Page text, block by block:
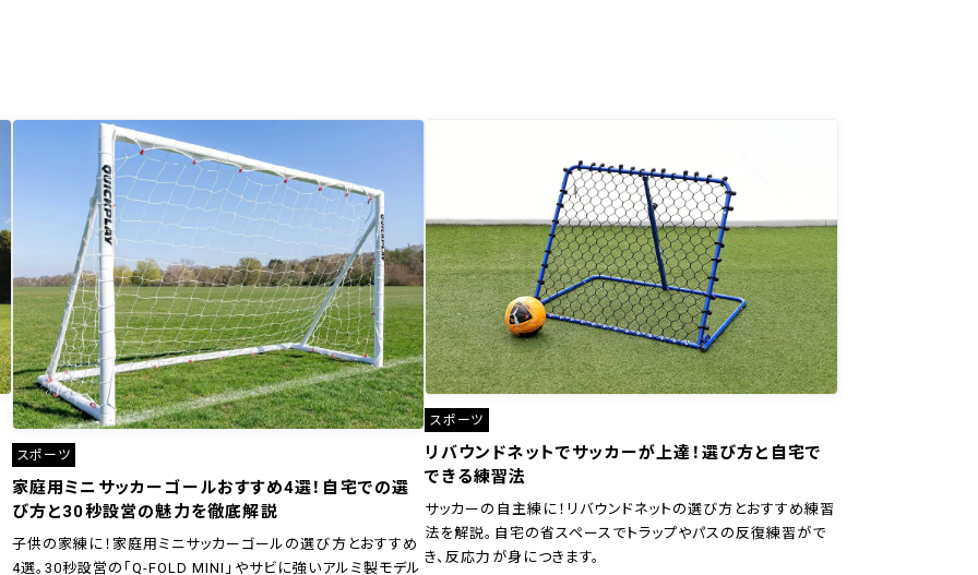
スポーツ
家庭用ミニサッカーゴールおすすめ4選！自宅での選
び方と30秒設営の魅力を徹底解説
子供の家練に！家庭用ミニサッカーゴールの選び方とおすすめ
4選。30秒設営の「Q-FOLD MINI」やサビに強いアルミ製モデル
スポーツ
リバウンドネットでサッカーが上達！選び方と自宅で
できる練習法
サッカーの自主練に！リバウンドネットの選び方とおすすめ練習
法を解説。自宅の省スペースでトラップやパスの反復練習がで
き、反応力が身につきます。